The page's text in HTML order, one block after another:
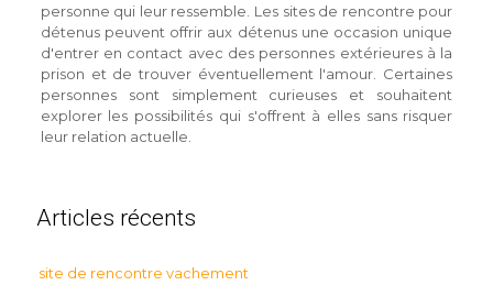
personne qui leur ressemble. Les sites de rencontre pour
détenus peuvent offrir aux détenus une occasion unique
d'entrer en contact avec des personnes extérieures à la
prison et de trouver éventuellement l'amour. Certaines
personnes sont simplement curieuses et souhaitent
explorer les possibilités qui s'offrent à elles sans risquer
leur relation actuelle.
Articles récents
site de rencontre vachement